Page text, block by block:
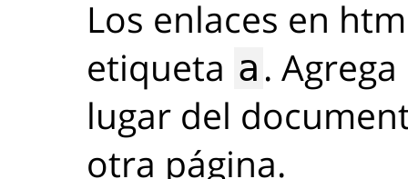
Los enlaces en
etiqueta a .
lugar del
otra página.